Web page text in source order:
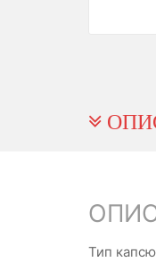
Тип